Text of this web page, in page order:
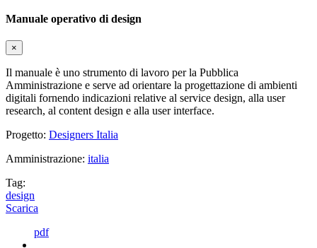
Manuale operativo di design
×
Il manuale è uno strumento di lavoro per la Pubblica
Amministrazione e serve ad orientare la progettazione di ambienti
digitali fornendo indicazioni relative al service design, alla user
research, al content design e alla user interface.
Progetto: Designers Italia
Amministrazione: italia
Tag:
design
Scarica
pdf